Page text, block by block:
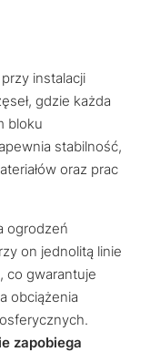
instalacji
gdzie każda
bloku
stabilność,
oraz prac
ogrodzeń
on jednolitą linie
co gwarantuje
obciążenia
zapobiega